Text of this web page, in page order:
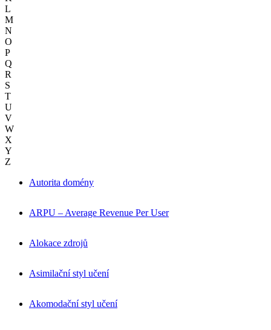
L
M
N
O
P
Q
R
S
T
U
V
W
X
Y
Z
Autorita domény
ARPU – Average Revenue Per User
Alokace zdrojů
Asimilační styl učení
Akomodační styl učení